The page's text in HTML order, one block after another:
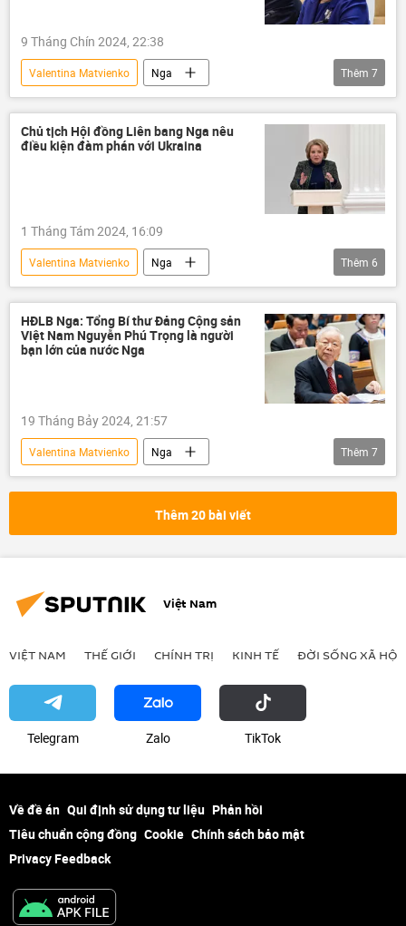
Donald Trump
9 Tháng Chín 2024, 22:38
Valentina Matvienko
Nga
Hợp tác Nga-Việt
Việt Nam
Chính trị
Thế giới
Trần Thanh Mẫn
Hội đồng Liên bang Nga
Thêm 7
Chủ tịch Hội đồng Liên bang Nga nêu
điều kiện đàm phán với Ukraina
1 Tháng Tám 2024, 16:09
Valentina Matvienko
Nga
Chiến dịch quân sự đặc biệt tại Ukraina
Ukraina
Cuộc khủng hoảng ở Ukraina
Chính trị
đàm phán
Thêm 6
HĐLB Nga: Tổng Bí thư Đảng Cộng sản
Việt Nam Nguyễn Phú Trọng là người
bạn lớn của nước Nga
19 Tháng Bảy 2024, 21:57
Valentina Matvienko
Nga
Hội đồng Liên bang Nga
Thế giới
Nguyễn Phú Trọng
từ trần
Đảng Cộng sản Việt Nam
Thêm 7
Thêm 20 bài viết
Việt Nam
VIỆT NAM THẾ GIỚI CHÍNH TRỊ KINH TẾ ĐỜI SỐNG XÃ HỘI
Telegram Zalo ТikТоk
Về đề án Qui định sử dụng tư liệu Phản hồi
Tiêu chuẩn cộng đồng Cookie Chính sách bảo mật
Privacy Feedback